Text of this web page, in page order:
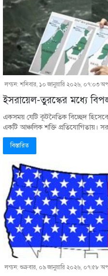
লন্ডন: শনিবার, ১০ জানুয়ারি ২০২৬, ০৭:০৩
ইসরায়েল-তুরস্কের মধ্যে
একসময় যেটি কূটনৈতিক বিচ্ছেদ
একটি আঞ্চলিক শক্তি প্রতিযোগিতায়।
বিস্তারিত
লন্ডন: শুক্রবার, ০৯ জানুয়ারি ২০২৬, ০৭:৫৮